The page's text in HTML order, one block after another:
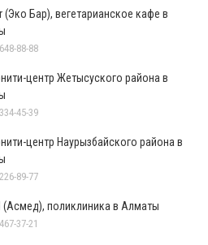
(Эко Бар), вегетарианское кафе в
88-88
центр Жетысуского района в
45-39
центр Наурызбайского района в
89-77
(Асмед), поликлиника в Алматы
37-21